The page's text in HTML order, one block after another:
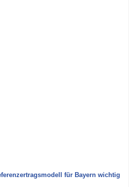
für Bayern wichtig